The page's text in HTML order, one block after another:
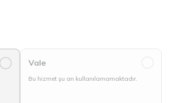
Vale
Bu hizmet şu an kullanılamamaktadır.